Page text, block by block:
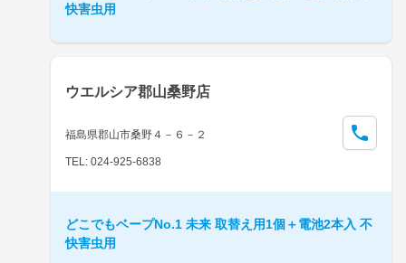
快害虫用
ウエルシア郡山桑野店
福島県郡山市桑野４－６－２
TEL: 024-925-6838
どこでもベープNo.1 未来 取替え用1個＋電池2本入 不
快害虫用